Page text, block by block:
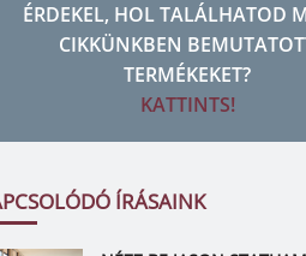
ÉRDEKEL, HOL TALÁLHATOD
CIKKÜNKBEN
TERMÉKEKET?
KATTINTS!
ÍRÁSAINK